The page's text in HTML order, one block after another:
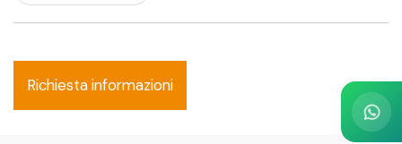
Richiesta informazioni